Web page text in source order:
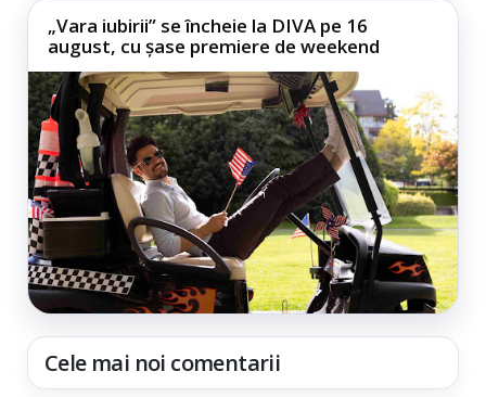
„Vara iubirii” se încheie la DIVA pe 16
august, cu șase premiere de weekend
Cele mai noi comentarii